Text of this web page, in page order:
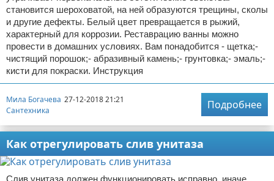
становится шероховатой, на ней образуются трещины, сколы
и другие дефекты. Белый цвет превращается в рыжий,
характерный для коррозии. Реставрацию ванны можно
провести в домашних условиях. Вам понадобится - щетка;-
чистящий порошок;- абразивный камень;- грунтовка;- эмаль;-
кисти для покраски. Инструкция
Мила Богачева 27-12-2018 21:21
Сантехника
Подробнее
Как отрегулировать слив унитаза
Слив унитаза должен функционировать исправно, иначе